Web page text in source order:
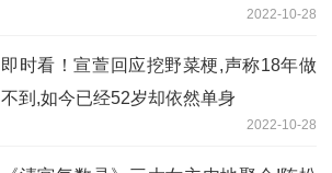
2022-10-28
即时看！宣萱回应挖野菜梗,声称18年做
不到,如今已经52岁却依然单身
2022-10-28